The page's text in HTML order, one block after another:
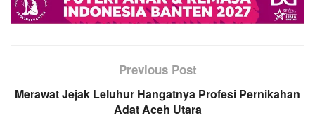
Previous Post
Merawat Jejak Leluhur Hangatnya Profesi Pernikahan
Adat Aceh Utara